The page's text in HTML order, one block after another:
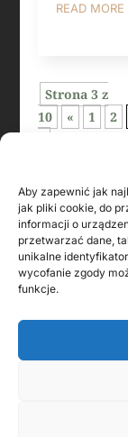
Aby zapewnić jak
jak pliki cookie, do
informacji o
przetwarzać dane,
unikalne
wycofanie zgody
funkcje.
READ MORE
Strona 3 z
10
« 1 2